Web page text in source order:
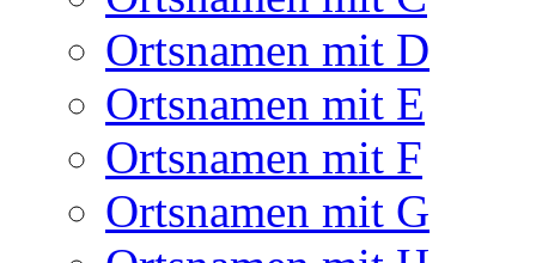
Ortsnamen mit D
Ortsnamen mit E
Ortsnamen mit F
Ortsnamen mit G